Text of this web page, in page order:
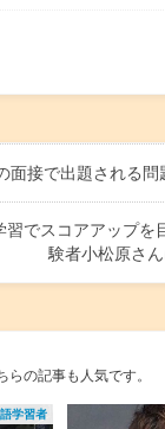
接で出題される問
でスコアアップを
験者小松原さ
らの記事も人気です。
学習者